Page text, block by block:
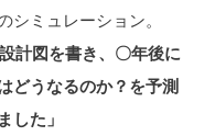
ミュレーション。
計図を書き、〇年後に
どうなるのか？を予測
した」